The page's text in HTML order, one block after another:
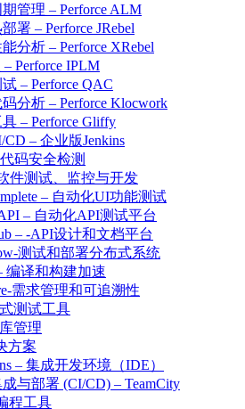
管理 – Perforce ALM
署 – Perforce JRebel
能分析 – Perforce XRebel
Perforce IPLM
– Perforce QAC
分析 – Perforce Klocwork
– Perforce Gliffy
CD – 企业版Jenkins
码安全检测
件测试、监控与开发
– 自动化UI功能测试
– 自动化API测试平台
– -API设计和文档平台
测试和部署分布式系统
编译和构建加速
需求管理和可追溯性
测试工具
管理
方案
– 集成开发环境（IDE）
与部署 (CI/CD) – TeamCity
程工具